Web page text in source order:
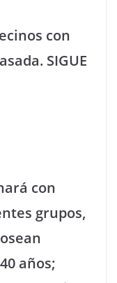
con
SIGUE
con
grupos,
años;